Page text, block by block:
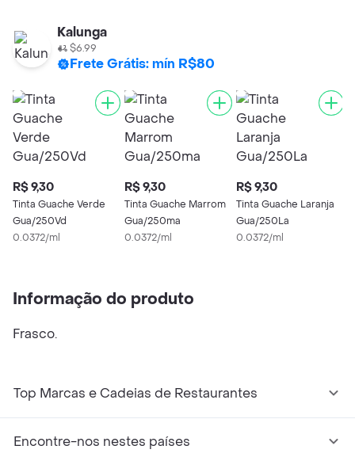
Kalunga
$6.99
Frete Grátis: mín R$80
R$ 9,30
Tinta Guache Verde
Gua/250Vd
0.0372/ml
R$ 9,30
Tinta Guache Marrom
Gua/250ma
0.0372/ml
R$ 9,30
Tinta Guache Laranja
Gua/250La
0.0372/ml
Informação do produto
Frasco.
Top Marcas e Cadeias de Restaurantes
Encontre-nos nestes países